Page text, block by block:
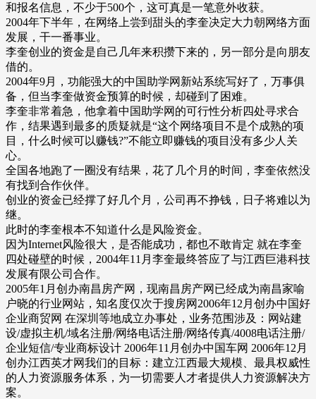
和报名信息，不少于500个，这可真是一笔意外收获。
2004年下半年，在网络上尝到甜头的李奎决定大力朝网络方面
发展，干一番事业。
李奎创业的资金是自己几年来积攒下来的，另一部分是向朋友
借的。
2004年9月，功能强大的中国助学网新站系统写好了，万事俱
备，但当李奎做资金预算的时候，却碰到了困难。
李奎非常着急，他拿着中国助学网的可行性分析四处寻求合
作，结果遇到最多的质疑就是“这个网络项目不是个成熟的项
目，什么时候可以赚钱?”不能立即赚钱的项目没有多少人关
心。
全国各地跑了一圈没有结果，花了几个月的时间，李奎依然没
有找到合作伙伴。
创业的资金已经撑了好几个月，公司再不挣钱，日子将难以为
继。
此时的李奎根本不知道什么是风险资金。
因为Internet风险很大，是否能成功，都也不敢肯定 就在李奎
四处碰壁的时候，2004年11月李奎最终答应了与江西巨港科技
发展有限公司合作。
2005年1月创办南昌房产网，现南昌房产网已经成为南昌家喻
户晓的行业网站，知名度仅次于搜房网2006年12月创办中国好
企业商贸网 在深圳等地成立办事处，业务范围涉及：网站建
设/虚拟主机/域名注册/网络电话注册/网络传真/4008电话注册/
企业短信/专业商标设计 2006年11月创办中国车网 2006年12月
创办江西英才网我们的目标：建立江西最大规模、最具权威性
的人力资源服务体系，为一切需要人才者提供人力资源解决方
案。